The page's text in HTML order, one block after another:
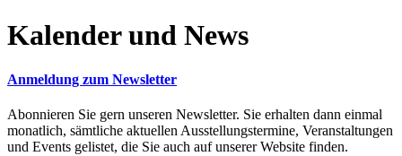
Kalender und News
Anmeldung zum Newsletter
Abonnieren Sie gern unseren Newsletter. Sie erhalten dann einmal
monatlich, sämtliche aktuellen Ausstellungstermine, Veranstaltungen
und Events gelistet, die Sie auch auf unserer Website finden.